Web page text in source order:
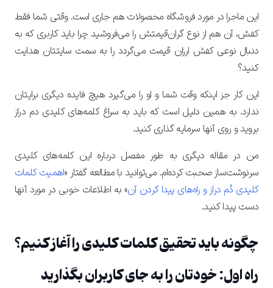
این ماجرا در مورد فروشگاه محصولات هم جاری است. وقتی شما فقط
کفش، آن هم از نوع گران‌قیمتش را می‌فروشید چرا باید کاربری که به
دنبال نوعی کفش ارزان قیمت می‌گردد را به سمت سایتتان هدایت
کنید؟
این کار جز اینکه وقت شما و او را می‌گیرد هیچ فایده دیگری برایتان
ندارد. به همین دلیل است که باید به سراغ کلمه‌های کلیدی دم دراز
بروید و روی آنها سرمایه گذاری کنید.
من در مقاله دیگری به طور مفصل درباره این کلمه‌های کلیدی
سرنوشت‌ساز صحبت کرده‌ام. می‌توانید با مطالعه گفتار «اهمیت کلمات
کلیدی دُم دراز و راه‌های پیدا کردن آن» به اطلاعات خوبی در مورد آنها
دست پیدا کنید.
چگونه باید تحقیق کلمات کلیدی را آغاز کنیم؟
راه اول: خودتان را به جای کاربران بگذارید
ارسال کد
ورود با رمزعبور
دریافت مجدد کد: 00:59
تایید کد